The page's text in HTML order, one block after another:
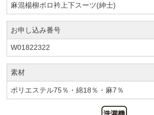
麻混楊柳ポロ衿上下スーツ(紳士)
お申し込み番号
W01822322
素材
ポリエステル75％・綿18％・麻7％